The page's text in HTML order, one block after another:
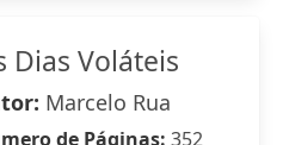
Dias Voláteis
Marcelo Rua
de Páginas: 352